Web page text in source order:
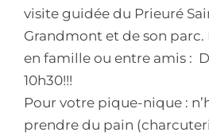
visite guidée du Prieuré
Grandmont et de son parc.
en famille ou entre amis :
10h30!!!
Pour votre pique-nique :
prendre du pain